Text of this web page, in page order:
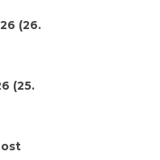
(26.
(25.